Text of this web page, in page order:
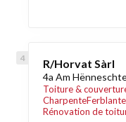
R/Horvat Sàrl
4a Am
Toiture &
Charpente
Rénovation de